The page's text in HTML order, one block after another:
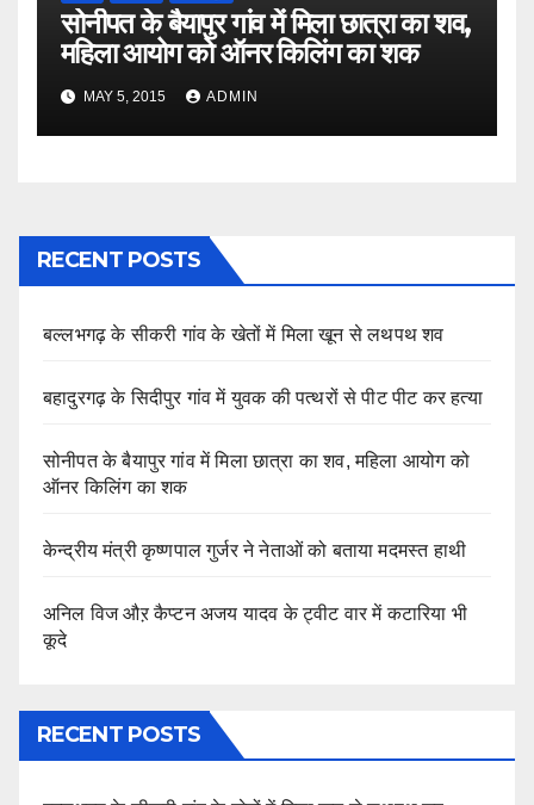
सोनीपत के बैयापुर गांव में मिला छात्रा का शव,
महिला आयोग को ऑनर किलिंग का शक
MAY 5, 2015 ADMIN
RECENT POSTS
बल्लभगढ़ के सीकरी गांव के खेतों में मिला खून से लथपथ शव
बहादुरगढ़ के सिदीपुर गांव में युवक की पत्थरों से पीट पीट कर हत्या
सोनीपत के बैयापुर गांव में मिला छात्रा का शव, महिला आयोग को
ऑनर किलिंग का शक
केन्द्रीय मंत्री कृष्णपाल गुर्जर ने नेताओं को बताया मदमस्त हाथी
अनिल विज औऱ कैप्टन अजय यादव के ट्वीट वार में कटारिया भी
कूदे
RECENT POSTS